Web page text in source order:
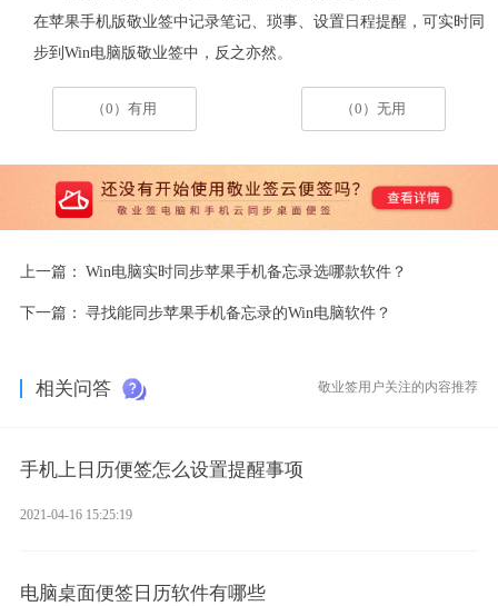
在苹果手机版敬业签中记录笔记、琐事、设置日程提醒，可实时同
步到Win电脑版敬业签中，反之亦然。
（0）有用 （0）无用
上一篇： Win电脑实时同步苹果手机备忘录选哪款软件？
下一篇： 寻找能同步苹果手机备忘录的Win电脑软件？
相关问答 敬业签用户关注的内容推荐
手机上日历便签怎么设置提醒事项
2021-04-16 15:25:19
电脑桌面便签日历软件有哪些